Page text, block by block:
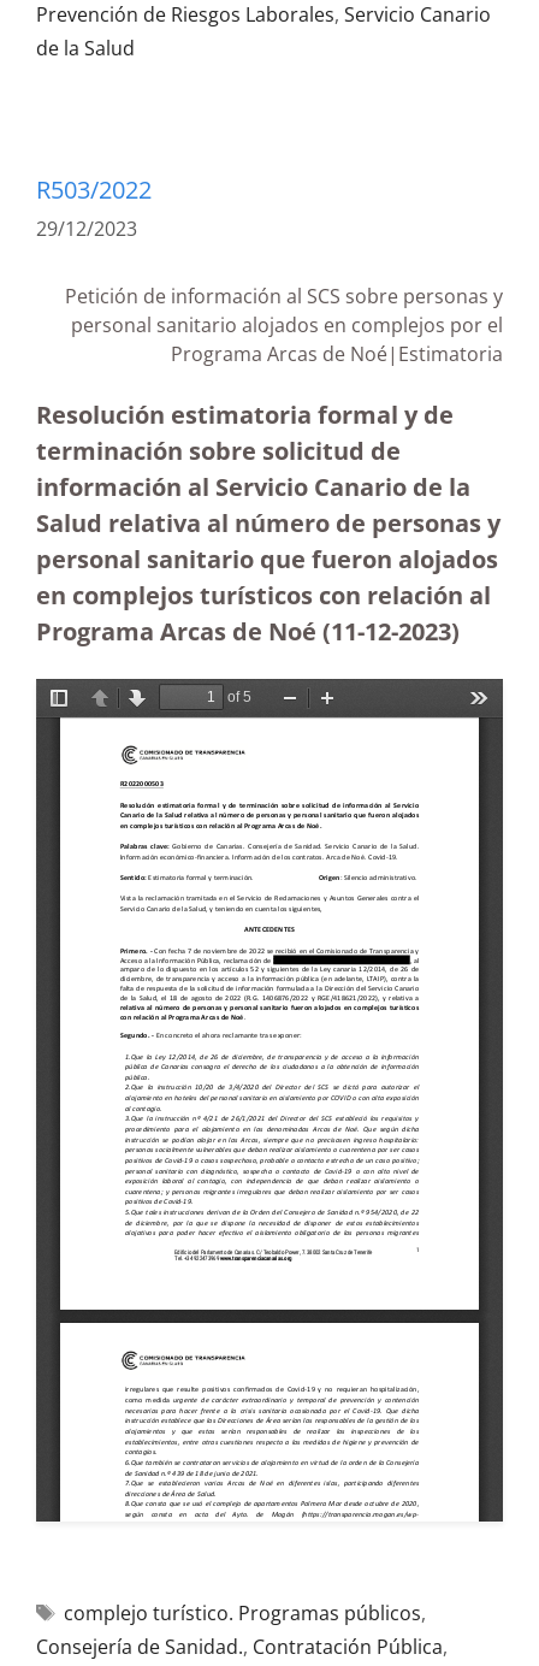
Prevención de Riesgos Laborales, Servicio Canario
de la Salud
R503/2022
29/12/2023
Petición de información al SCS sobre personas y
personal sanitario alojados en complejos por el
Programa Arcas de Noé|Estimatoria
Resolución estimatoria formal y de
terminación sobre solicitud de
información al Servicio Canario de la
Salud relativa al número de personas y
personal sanitario que fueron alojados
en complejos turísticos con relación al
Programa Arcas de Noé (11-12-2023)
complejo turístico. Programas públicos,
Consejería de Sanidad., Contratación Pública,